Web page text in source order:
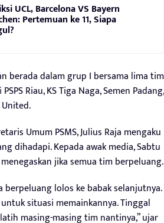
UCL, Barcelona VS Bayern
Pertemuan ke 11, Siapa
berada dalam grup I bersama lima tim
Riau, KS Tiga Naga, Semen Padang,
Umum PSMS, Julius Raja mengaku
dihadapi. Kepada awak media, Sabtu
menegaskan jika semua tim berpeluang.
berpeluang lolos ke babak selanjutnya.
situasi memainkannya. Tinggal
masing-masing tim nantinya,” ujar